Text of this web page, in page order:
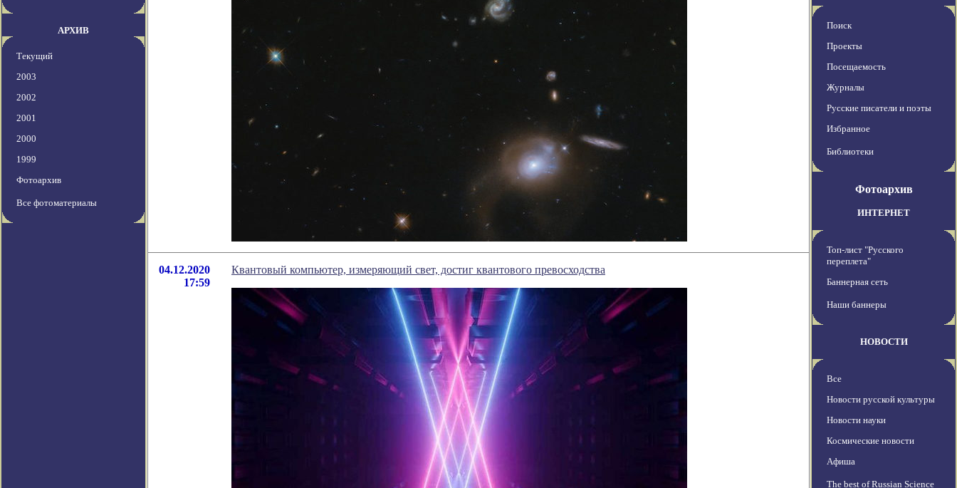
АРХИВ
Текущий
2003
2002
2001
2000
1999
Фотоархив
Все фотоматериалы
04.12.2020
17:59
Квантовый компьютер, измеряющий свет, достиг квантового превосходства
Поиск
Проекты
Посещаемость
Журналы
Русские писатели и поэты
Избранное
Библиотеки
Фотоархив
ИНТЕРНЕТ
Топ-лист "Русского
переплета"
Баннерная сеть
Наши баннеры
НОВОСТИ
Все
Новости русской культуры
Новости науки
Космические новости
Афиша
The best of Russian Science